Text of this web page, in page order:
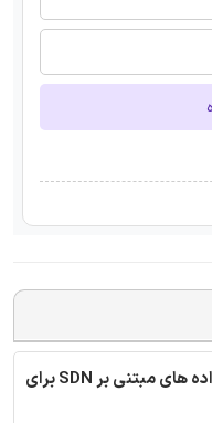
ترجمه مقاله امنیت انتقال داده های مبتنی بر SDN برای